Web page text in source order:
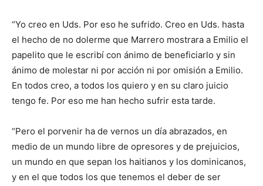
“Yo creo en Uds. Por eso he sufrido. Creo en Uds. hasta
el hecho de no dolerme que Marrero mostrara a Emilio el
papelito que le escribí con ánimo de beneficiarlo y sin
ánimo de molestar ni por acción ni por omisión a Emilio.
En todos creo, a todos los quiero y en su claro juicio
tengo fe. Por eso me han hecho sufrir esta tarde.
“Pero el porvenir ha de vernos un día abrazados, en
medio de un mundo libre de opresores y de prejuicios,
un mundo en que sepan los haitianos y los dominicanos,
y en el que todos los que tenemos el deber de ser